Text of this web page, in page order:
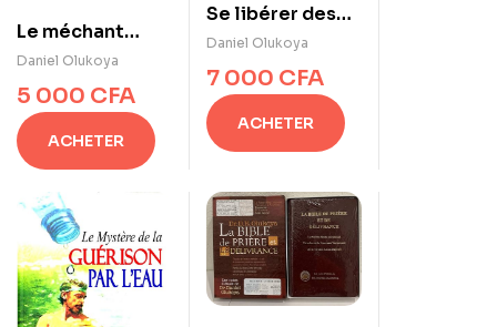
Le méchant
n’échappera pas
au châtiment
Daniel Olukoya
5 000 CFA
ACHETER
Se libérer des
alliances
maléfiques
Daniel Olukoya
7 000 CFA
ACHETER